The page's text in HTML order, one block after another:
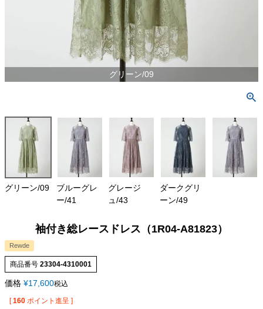
グリーン/09
グリーン/09
ブルーグレ
ー/41
グレージ
ュ/43
ダークグリ
ーン/49
袖付き総レースドレス（1R04-A81823）
Rewde
商品番号 23304-4310001
価格 ¥17,600税込
[ 160 ポイント進呈 ]